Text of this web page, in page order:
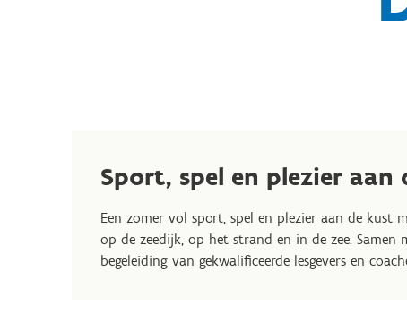
Sport, spel en plezier aan
Een zomer vol sport, spel en plezier aan de kust
op de zeedijk, op het strand en in de zee.
begeleiding van gekwalificeerde lesgevers en